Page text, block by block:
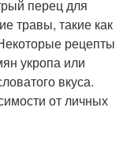
перец для
травы, такие как
рецепты
укропа или
вкуса.
от личных